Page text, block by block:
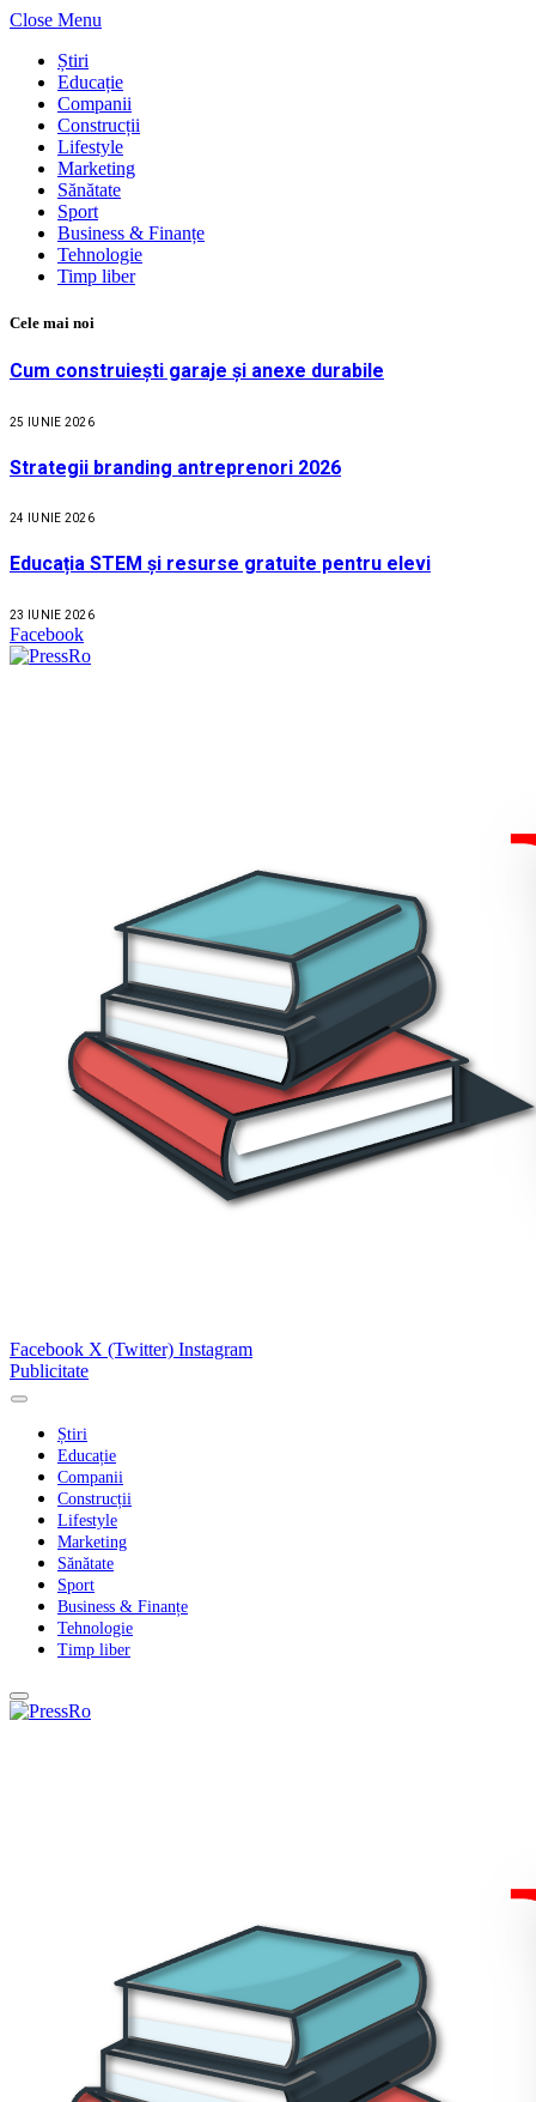
Close Menu
Știri
Educație
Companii
Construcții
Lifestyle
Marketing
Sănătate
Sport
Business & Finanțe
Tehnologie
Timp liber
Cele mai noi
Cum construiești garaje și anexe durabile
25 IUNIE 2026
Strategii branding antreprenori 2026
24 IUNIE 2026
Educația STEM și resurse gratuite pentru elevi
23 IUNIE 2026
Facebook
Facebook X (Twitter) Instagram
Publicitate
Știri
Educație
Companii
Construcții
Lifestyle
Marketing
Sănătate
Sport
Business & Finanțe
Tehnologie
Timp liber